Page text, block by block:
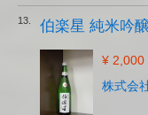
13. 伯楽星 純米吟
¥ 2,000
株式会